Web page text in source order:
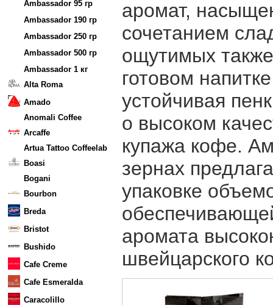
Ambassador 95 гр
Ambassador 190 гр
Ambassador 250 гр
Ambassador 500 гр
Ambassador 1 кг
Alta Roma
Amado
Anomali Coffee
Arcaffe
Artua Tattoo Coffeelab
Boasi
Bogani
Bourbon
Breda
Bristot
Bushido
Cafe Creme
Cafe Esmeralda
Caracolillo
аромат,
сочетанием
ощутимых
готовом
устойчивая
о высоком
купажа кофе.
зернах
упаковке
аромата
швейцарского